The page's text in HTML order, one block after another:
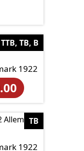
TB, B
1922
TB
1922